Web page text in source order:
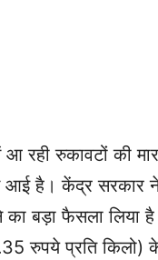
आ रही रुकावटों की
आई है। केंद्र सरकार
का बड़ा फैसला लिया
रुपये प्रति किलो)